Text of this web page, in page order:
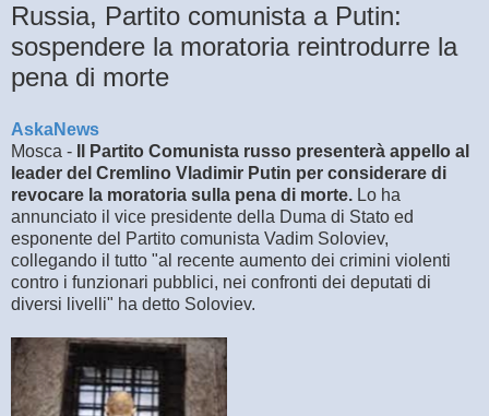
Russia, Partito comunista a Putin:
sospendere la moratoria reintrodurre la
pena di morte
AskaNews
Mosca -
Il Partito Comunista russo presenterà appello al
leader del Cremlino Vladimir Putin per considerare di
revocare la moratoria sulla pena di morte. Lo ha
annunciato il vice presidente della Duma di Stato ed
esponente del Partito comunista Vadim Soloviev,
collegando il tutto "al recente aumento dei crimini violenti
contro i funzionari pubblici, nei confronti dei deputati di
diversi livelli" ha detto Soloviev.